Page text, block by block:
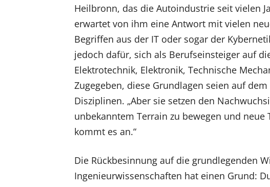
Heilbronn, das die Autoindustrie seit vielen
erwartet von ihm eine Antwort mit vielen
Begriffen aus der IT oder sogar der
jedoch dafür, sich als Berufseinsteiger auf
Elektrotechnik, Elektronik, Technische
Zugegeben, diese Grundlagen seien auf
Disziplinen. „Aber sie setzen den
unbekanntem Terrain zu bewegen und
kommt es an.“
Die Rückbesinnung auf die grundlegenden
Ingenieurwissenschaften hat einen Grund: